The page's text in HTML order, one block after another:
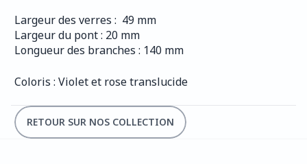
Largeur des verres :  49 mm
Largeur du pont : 20 mm
Longueur des branches : 140 mm
Coloris : Violet et rose translucide
RETOUR SUR NOS COLLECTION